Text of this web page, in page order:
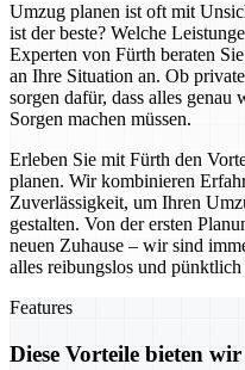
Umzug planen ist oft mit
ist der beste? Welche
Experten von Fürth beraten
an Ihre Situation an. Ob
sorgen dafür, dass alles genau
Sorgen machen müssen.
Erleben Sie mit Fürth den
planen. Wir kombinieren
Zuverlässigkeit, um Ihren
gestalten. Von der ersten
neuen Zuhause – wir sind
alles reibungslos und
Features
Diese Vorteile bieten